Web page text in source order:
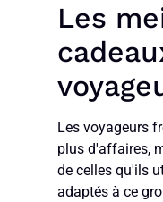
Les
Les voyageurs
plus d'affaires,
de celles qu'ils
adaptés à ce